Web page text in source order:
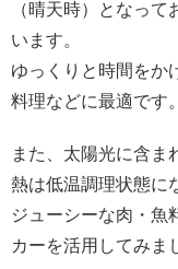
（晴天時）となっ
います。
ゆっくりと時間をか
料理などに最適です。
また、太陽光に含ま
熱は低温調理状態に
ジューシーな肉・魚
カーを活用してみま